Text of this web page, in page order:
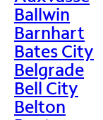
Ballwin
Barnhart
Bates City
Belgrade
Bell City
Belton